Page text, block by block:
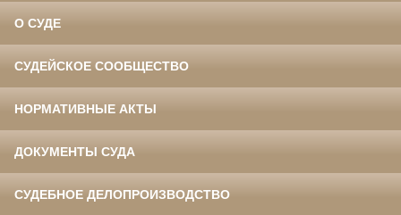
О СУДЕ
СУДЕЙСКОЕ СООБЩЕСТВО
НОРМАТИВНЫЕ АКТЫ
ДОКУМЕНТЫ СУДА
СУДЕБНОЕ ДЕЛОПРОИЗВОДСТВО